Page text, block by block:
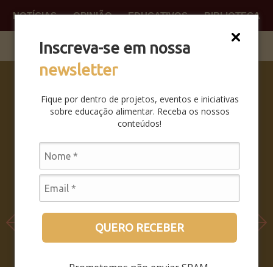
Inscreva-se em nossa
newsletter
Fique por dentro de projetos, eventos e iniciativas
sobre educação alimentar. Receba os nossos
conteúdos!
QUERO RECEBER
NOTÍCIAS OPINIÃO EDUCATIVOS BIBLIOTECA
SABERES
DA BOCA
PRA BOCA:
COMO FOI
SEMINÁRIO
LEIA MAIS